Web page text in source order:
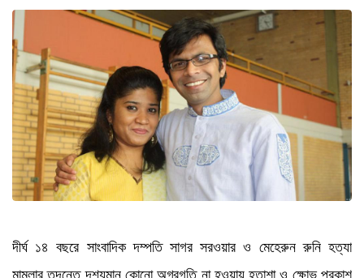
দীর্ঘ ১৪ বছরে সাংবাদিক দম্পতি সাগর সরওয়ার ও মেহেরুন রুনি হত্যা
মামলার তদন্তে দৃশ্যমান কোনো অগ্রগতি না হওয়ায় হতাশা ও ক্ষোভ প্রকাশ